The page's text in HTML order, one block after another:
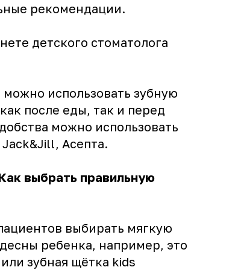
рекомендации.
детского стоматолога
использовать зубную
после еды, так и перед
можно использовать
Асепта.
выбрать правильную
выбирать мягкую
ребенка, например, это
зубная щётка kids